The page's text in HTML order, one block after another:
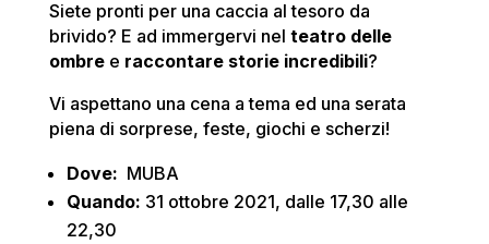
Siete pronti per una caccia al tesoro da
brivido? E ad immergervi nel teatro delle
ombree raccontare storie incredibili?
Vi aspettano una cena a tema ed una serata
piena di sorprese, feste, giochi e scherzi!
Dove: MUBA
Quando: 31 ottobre 2021, dalle 17,30 alle
22,30